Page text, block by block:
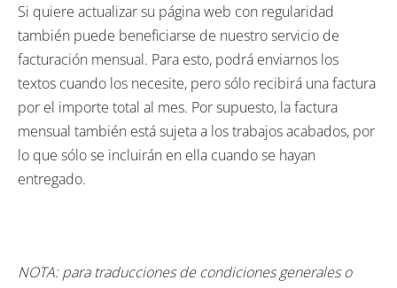
Si quiere actualizar su página web con regularidad
también puede beneficiarse de nuestro servicio de
facturación mensual. Para esto, podrá enviarnos los
textos cuando los necesite, pero sólo recibirá una factura
por el importe total al mes. Por supuesto, la factura
mensual también está sujeta a los trabajos acabados, por
lo que sólo se incluirán en ella cuando se hayan
entregado.
NOTA: para traducciones de condiciones generales o